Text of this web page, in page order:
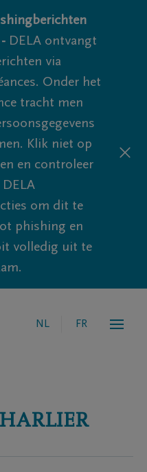
DELA ontvangt
via
Onder het
tracht men
Klik niet op
en controleer
om dit te
phishing en
volledig uit te
NL FR